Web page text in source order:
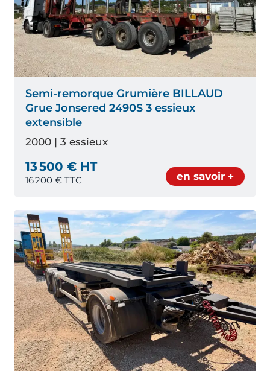
Semi-remorque Grumière BILLAUD
Grue Jonsered 2490S 3 essieux
extensible
2000 | 3 essieux
13 500 € HT
16 200 € TTC en savoir +